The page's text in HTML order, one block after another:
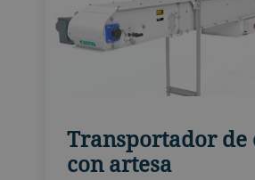
Transportador de
con artesa